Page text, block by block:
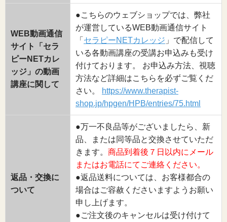
WEB動画通信
サイト「セラ
ピーNETカレ
ッジ」の動画
講座に関して
●こちらのウェブショップでは、弊社
が運営しているWEB動画通信サイト
「 セラピーNETカレッジ 」で配信して
いる各動画講座の受講お申込みも受け
付けております。 お申込み方法、視聴
方法など詳細はこちらを必ずご覧くだ
さい。
https://www.therapist-
shop.jp/hpgen/HPB/entries/75.html
返品・交換に
ついて
●万一不良品等がございましたら、新
品、または同等品と交換させていただ
きます。 商品到着後７日以内にメール
またはお電話にてご連絡ください。
●返品送料については、お客様都合の
場合はご容赦くださいますようお願い
申し上げます。
●ご注文後のキャンセルは受け付けて